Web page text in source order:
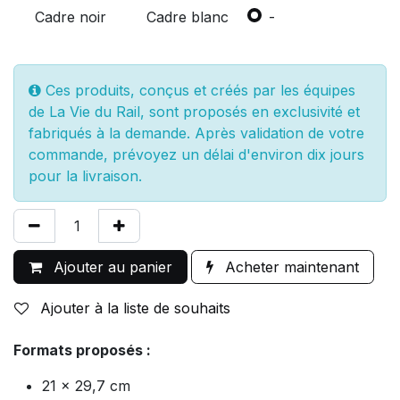
Cadre noir Cadre blanc -
Ces produits, conçus et créés par les équipes
de La Vie du Rail, sont proposés en exclusivité et
fabriqués à la demande. Après validation de votre
commande, prévoyez un délai d'environ dix jours
pour la livraison.
Ajouter au panier Acheter maintenant
Ajouter à la liste de souhaits
Formats proposés :
21 x 29,7 cm